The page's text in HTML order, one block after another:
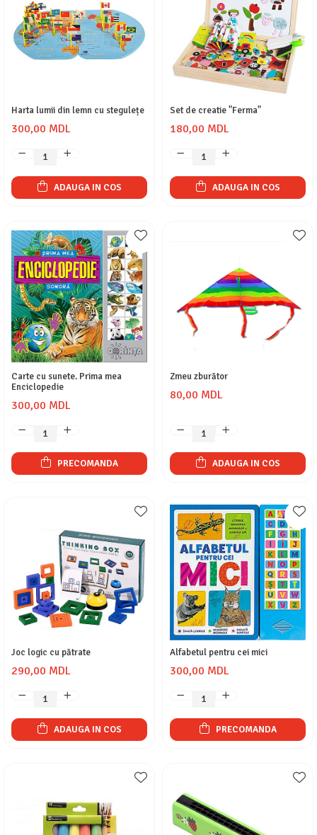
Harta lumii din lemn cu stegulețe
300,00 MDL
ADAUGA IN COS
Set de creatie "Ferma"
180,00 MDL
ADAUGA IN COS
Carte cu sunete. Prima mea
Enciclopedie
300,00 MDL
PRECOMANDA
Zmeu zburător
80,00 MDL
ADAUGA IN COS
Joc logic cu pătrate
290,00 MDL
ADAUGA IN COS
Alfabetul pentru cei mici
300,00 MDL
PRECOMANDA